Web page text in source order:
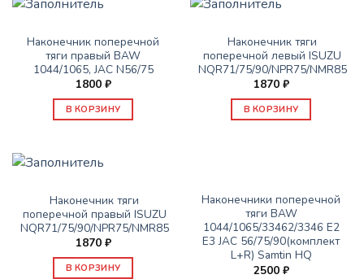
Наконечник поперечной
тяги правый BAW
1044/1065, JAC N56/75
1800 ₽
В КОРЗИНУ
Наконечник тяги
поперечной левый ISUZU
NQR71/75/90/NPR75/NMR85
1870 ₽
В КОРЗИНУ
Наконечник тяги
поперечной правый ISUZU
NQR71/75/90/NPR75/NMR85
1870 ₽
В КОРЗИНУ
Наконечники поперечной
тяги BAW
1044/1065/33462/3346 Е2
Е3 JAC 56/75/90(комплект
L+R) Samtin HQ
2500 ₽